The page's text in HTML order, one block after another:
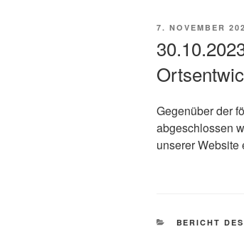
7. NOVEMBER
Gegenüber der
abgeschlossen
unserer Website
BERICHT